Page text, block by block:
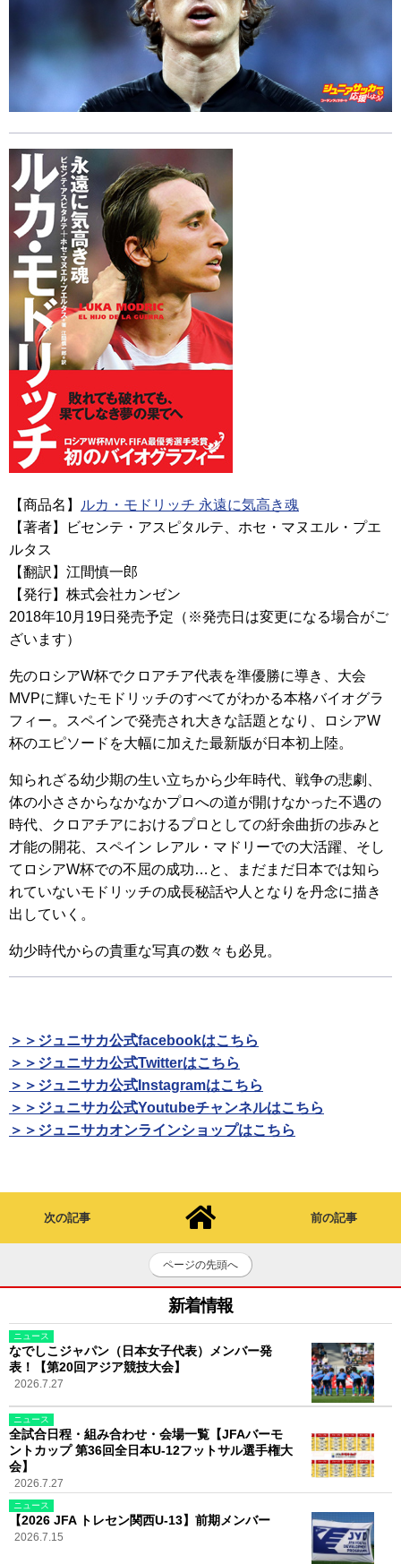
【商品名】
ルカ・モドリッチ 永遠に気高き魂
【著者】ビセンテ・アスピタルテ、ホセ・マヌエル・プエ
ルタス
【翻訳】江間慎一郎
【発行】株式会社カンゼン
2018年10月19日発売予定（※発売日は変更になる場合がご
ざいます）
先のロシアW杯でクロアチア代表を準優勝に導き、大会
MVPに輝いたモドリッチのすべてがわかる本格バイオグラ
フィー。スペインで発売され大きな話題となり、ロシアW
杯のエピソードを大幅に加えた最新版が日本初上陸。
知られざる幼少期の生い立ちから少年時代、戦争の悲劇、
体の小ささからなかなかプロへの道が開けなかった不遇の
時代、クロアチアにおけるプロとしての紆余曲折の歩みと
才能の開花、スペイン レアル・マドリーでの大活躍、そし
てロシアW杯での不屈の成功…と、まだまだ日本では知ら
れていないモドリッチの成長秘話や人となりを丹念に描き
出していく。
幼少時代からの貴重な写真の数々も必見。
＞＞ジュニサカ公式facebookはこちら
＞＞ジュニサカ公式Twitterはこちら
＞＞ジュニサカ公式Instagramはこちら
＞＞ジュニサカ公式Youtubeチャンネルはこちら
＞＞ジュニサカオンラインショップはこちら
次の記事 前の記事
ページの先頭へ
新着情報
ニュース
なでしこジャパン（日本女子代表）メンバー発
表！【第20回アジア競技大会】
2026.7.27
ニュース
全試合日程・組み合わせ・会場一覧【JFAバーモ
ントカップ 第36回全日本U-12フットサル選手権大
会】
2026.7.27
ニュース
【2026 JFA トレセン関西U-13】前期メンバー
2026.7.15